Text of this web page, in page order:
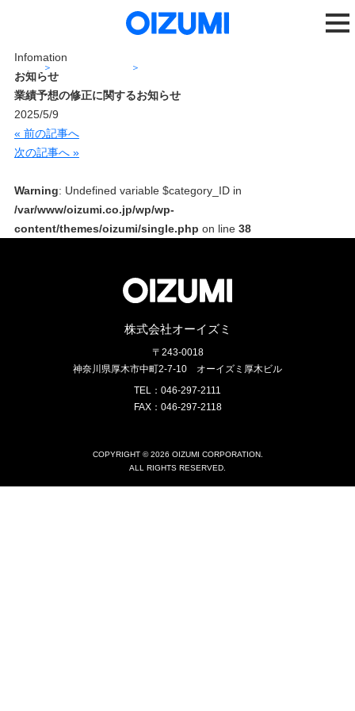
Infomation
お知らせ
業績予想の修正に関するお知らせ
2025/5/9
« 前の記事へ
次の記事へ »
Warning: Undefined variable $category_ID in
/var/www/oizumi.co.jp/wp/wp-
content/themes/oizumi/single.php on line 38
株式会社オーイズミ
〒243-0018
神奈川県厚木市中町2-7-10 オーイズミ厚木ビル
TEL：046-297-2111
FAX：046-297-2118
COPYRIGHT © 2026 OIZUMI CORPORATION.
ALL RIGHTS RESERVED.